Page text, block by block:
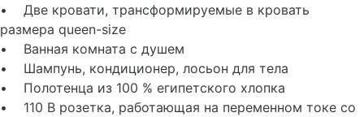
• Две кровати, трансформируемые в кровать
размера queen-size
• Ванная комната с душем
• Шампунь, кондиционер, лосьон для тела
• Полотенца из 100 % египетского хлопка
• 110 В розетка, работающая на переменном токе со